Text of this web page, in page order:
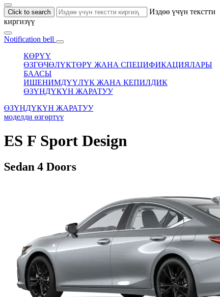
Click to search
Издөө үчүн текстти
киргизүү
Notification bell
КӨРҮҮ
ӨЗГӨЧӨЛҮКТӨРҮ ЖАНА СПЕЦИФИКАЦИЯЛАРЫ
БААСЫ
ИШЕНИМДҮҮЛҮК ЖАНА КЕПИЛДИК
ӨЗҮҢДҮКҮН ЖАРАТУУ
ӨЗҮҢДҮКҮН ЖАРАТУУ
моделди өзгөртүү
ES F Sport Design
Sedan 4 Doors